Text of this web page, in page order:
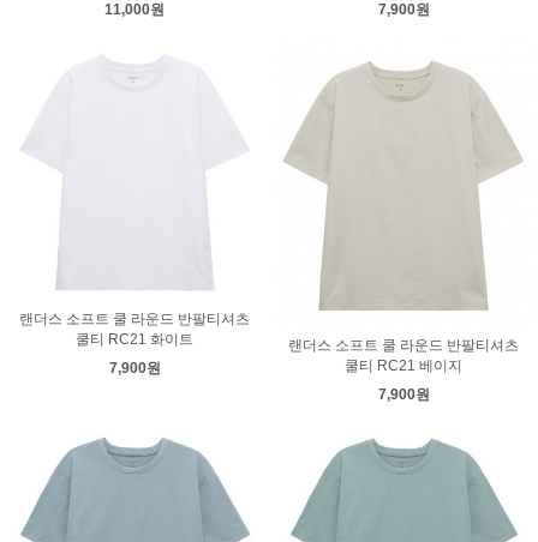
11,000원
7,900원
랜더스 소프트 쿨 라운드 반팔티셔츠
쿨티 RC21 화이트
7,900원
랜더스 소프트 쿨 라운드 반팔티셔츠
쿨티 RC21 베이지
7,900원